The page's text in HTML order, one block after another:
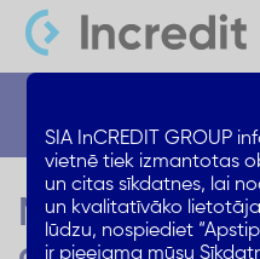
Mājokļa
SIA InCREDIT GROUP
vietnē tiek izmantotas
un citas sīkdatnes, lai
un kvalitatīvāko
lūdzu, nospiediet
ir pieejama mūsu